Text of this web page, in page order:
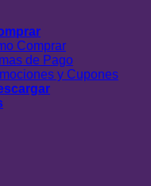
Comprar
de Pago
y Cupones